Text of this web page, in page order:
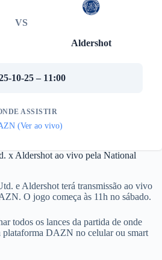
VS
Aldershot
10-25 – 11:00
ASSISTIR
(Ver ao vivo)
x Aldershot ao vivo pela National
e Aldershot terá transmissão ao vivo
O jogo começa às 11h no sábado.
todos os lances da partida de onde
plataforma DAZN no celular ou smart